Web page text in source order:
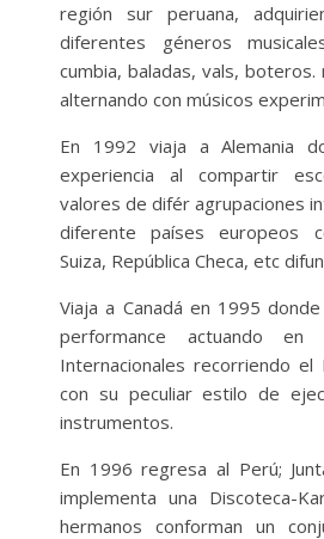
región sur peruana,
diferentes géneros
cumbia, baladas, vals, boteros.
alternando con músicos
En 1992 viaja a Alemania
experiencia al compartir
valores de difér agrupaciones
diferente países europeos
Suiza, República Checa, etc
Viaja a Canadá en 1995
performance actuando en
Internacionales recorriendo el
con su peculiar estilo de
instrumentos.
En 1996 regresa al Perú;
implementa una Discoteca-
hermanos conforman un